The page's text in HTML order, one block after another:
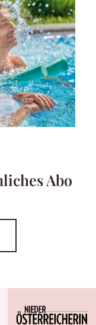
Abo